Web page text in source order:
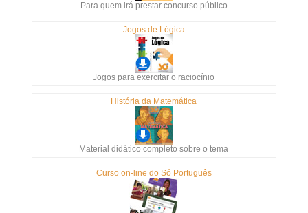
Para quem irá prestar concurso público
Jogos de Lógica
Jogos para exercitar o raciocínio
História da Matemática
Material didático completo sobre o tema
Curso on-line do Só Português